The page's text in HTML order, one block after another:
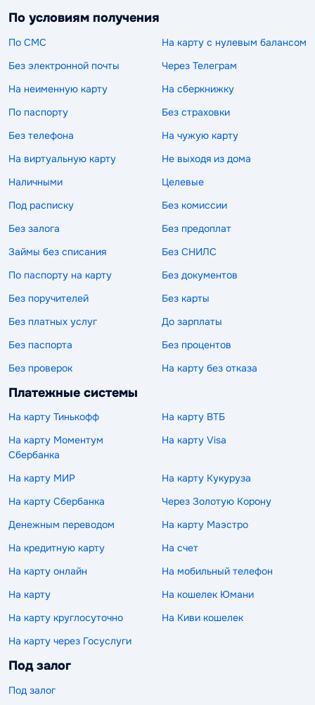
По условиям получения
По СМС
На карту с нулевым балансом
Без электронной почты
Через Телеграм
На неименную карту
На сберкнижку
По паспорту
Без страховки
Без телефона
На чужую карту
На виртуальную карту
Не выходя из дома
Наличными
Целевые
Под расписку
Без комиссии
Без залога
Без предоплат
Займы без списания
Без СНИЛС
По паспорту на карту
Без документов
Без поручителей
Без карты
Без платных услуг
До зарплаты
Без паспорта
Без процентов
Без проверок
На карту без отказа
Платежные системы
На карту Тинькофф
На карту ВТБ
На карту Моментум
Сбербанка
На карту Visa
На карту МИР
На карту Кукуруза
На карту Сбербанка
Через Золотую Корону
Денежным переводом
На карту Маэстро
На кредитную карту
На счет
На карту онлайн
На мобильный телефон
На карту
На кошелек Юмани
На карту круглосуточно
На Киви кошелек
На карту через Госуслуги
Под залог
Под залог